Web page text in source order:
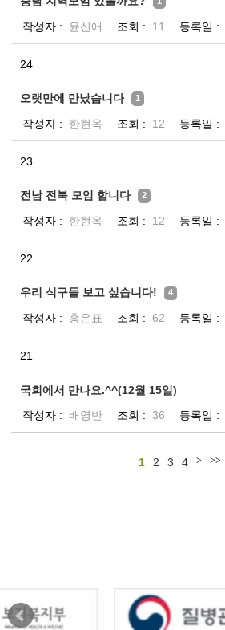
작성자 윤신애 조회 11 등록일
24
오랫만에 만났습니다 1
작성자 한현옥 조회 12 등록일
23
전남 전북 모임 합니다 2
작성자 한현옥 조회 12 등록일
22
우리 식구들 보고 싶습니다! 4
작성자 홍은표 조회 62 등록일
21
국회에서 만나요.^^(12월 15일)
작성자
배영반 조회 36 등록일
1 2 3 4